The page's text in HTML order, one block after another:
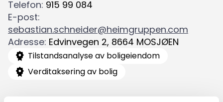
Telefon: 915 99 084
E-post:
sebastian.schneider@heimgruppen.com
Adresse: Edvinvegen 2, 8664 MOSJØEN
Tilstandsanalyse av boligeiendom
Verditaksering av bolig